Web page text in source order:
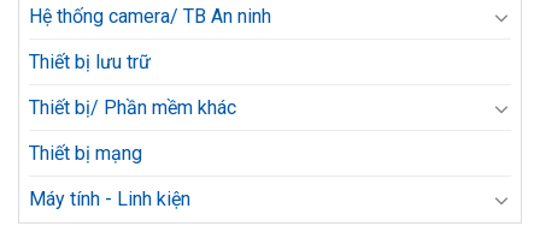
Hệ thống camera/ TB An ninh
Thiết bị lưu trữ
Thiết bị/ Phần mềm khác
Thiết bị mạng
Máy tính - Linh kiện